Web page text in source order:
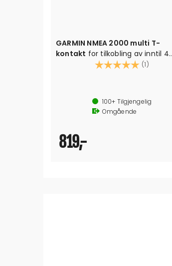
GARMIN NMEA 2000 multi T-
kontakt for tilkobling av inntil 4
Karakter: (1)
100+ Tilgjengelig
Omgående
819,-